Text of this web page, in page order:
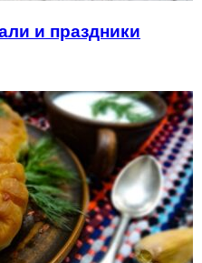
и праздники